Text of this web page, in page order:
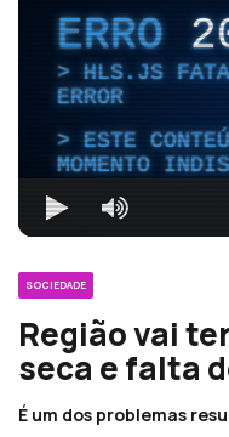
ERRO
HLS.JS
ERROR
ESTE
MOMENTO
SOCIEDADE
Região vai
seca e falta
É um dos problemas